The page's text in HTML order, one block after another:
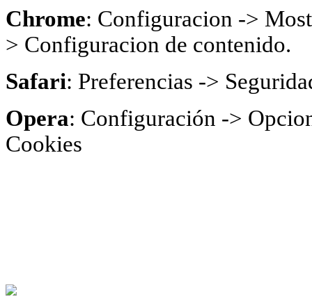
Chrome: Configuracion ->
> Configuracion de contenido.
Safari: Preferencias ->
Opera: Configuración ->
Cookies